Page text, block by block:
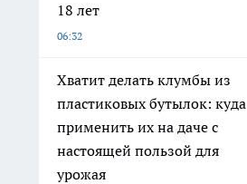
18 лет
06:32
Хватит делать клумбы из
пластиковых бутылок: куда
применить их на даче с
настоящей пользой для
урожая